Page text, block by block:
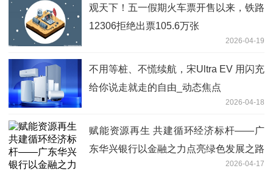
观天下！五一假期火车票开售以来，铁路
12306拒绝出票105.6万张
2026-04-19
不用等桩、不慌续航，宋Ultra EV 用闪充
给你说走就走的自由_动态焦点
2026-04-18
赋能资源再生 共建循环经济标杆——广
东华兴银行以金融之力点亮绿色发展之路
2026-04-17